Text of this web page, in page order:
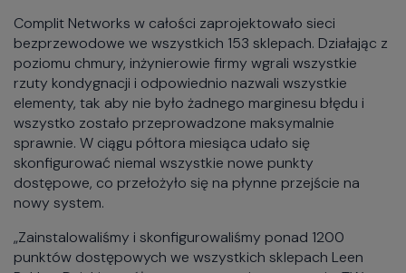
Complit Networks w całości zaprojektowało sieci
bezprzewodowe we wszystkich 153 sklepach. Działając z
poziomu chmury, inżynierowie firmy wgrali wszystkie
rzuty kondygnacji i odpowiednio nazwali wszystkie
elementy, tak aby nie było żadnego marginesu błędu i
wszystko zostało przeprowadzone maksymalnie
sprawnie. W ciągu półtora miesiąca udało się
skonfigurować niemal wszystkie nowe punkty
dostępowe, co przełożyło się na płynne przejście na
nowy system.
„Zainstalowaliśmy i skonfigurowaliśmy ponad 1200
punktów dostępowych we wszystkich sklepach Leen